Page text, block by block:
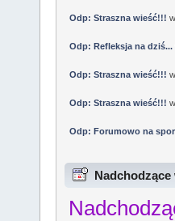
Odp: Straszna wieść!!!
Odp: Refleksja na dziś...
Odp: Straszna wieść!!!
Odp: Straszna wieść!!!
Odp: Forumowo na